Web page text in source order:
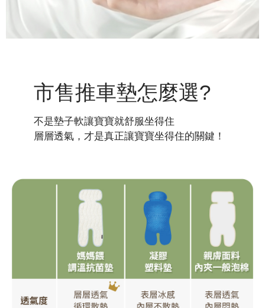
市售推車墊怎麼選?
不是墊子軟讓寶寶就舒服坐得住
層層透氣，才是真正讓寶寶坐得住的關鍵！